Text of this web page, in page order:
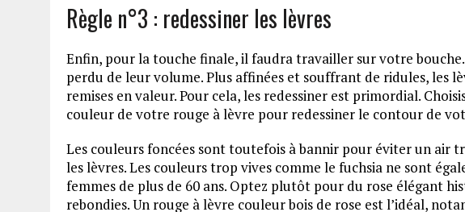
Règle n°3 : redessiner les lèvres
Enfin, pour la touche finale, il faudra travailler sur votre
perdu de leur volume. Plus affinées et souffrant de ridules, les
remises en valeur. Pour cela, les redessiner est primordial.
couleur de votre rouge à lèvre pour redessiner le contour de
Les couleurs foncées sont toutefois à bannir pour éviter un air
les lèvres. Les couleurs trop vives comme le fuchsia ne sont
femmes de plus de 60 ans. Optez plutôt pour du rose élégant
rebondies. Un rouge à lèvre couleur bois de rose est l’idéal,